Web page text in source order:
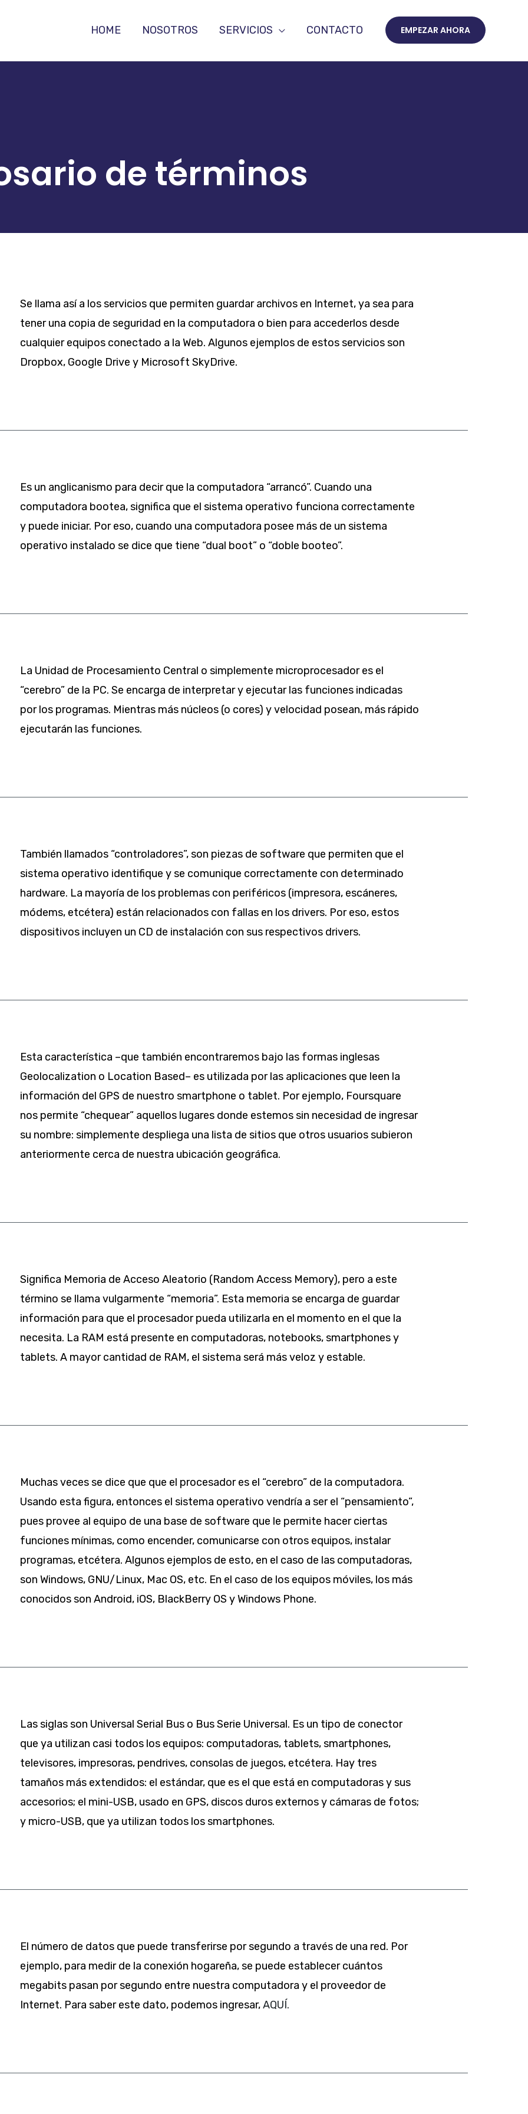
HOME NOSOTROS SERVICIOS CONTACTO EMPEZAR AHORA
de términos
Se llama así a los servicios que permiten guardar archivos en Internet, ya sea para
tener una copia de seguridad en la computadora o bien para accederlos desde
cualquier equipos conectado a la Web. Algunos ejemplos de estos servicios son
Dropbox, Google Drive y Microsoft SkyDrive.
Es un anglicanismo para decir que la computadora “arrancó”. Cuando una
computadora bootea, significa que el sistema operativo funciona correctamente
y puede iniciar. Por eso, cuando una computadora posee más de un sistema
operativo instalado se dice que tiene “dual boot” o “doble booteo”.
La Unidad de Procesamiento Central o simplemente microprocesador es el
“cerebro” de la PC. Se encarga de interpretar y ejecutar las funciones indicadas
por los programas. Mientras más núcleos (o cores) y velocidad posean, más rápido
ejecutarán las funciones.
También llamados “controladores”, son piezas de software que permiten que el
sistema operativo identifique y se comunique correctamente con determinado
hardware. La mayoría de los problemas con periféricos (impresora, escáneres,
módems, etcétera) están relacionados con fallas en los drivers. Por eso, estos
dispositivos incluyen un CD de instalación con sus respectivos drivers.
Esta característica –que también encontraremos bajo las formas inglesas
Geolocalization o Location Based– es utilizada por las aplicaciones que leen la
información del GPS de nuestro smartphone o tablet. Por ejemplo, Foursquare
nos permite “chequear” aquellos lugares donde estemos sin necesidad de ingresar
su nombre: simplemente despliega una lista de sitios que otros usuarios subieron
anteriormente cerca de nuestra ubicación geográfica.
Significa Memoria de Acceso Aleatorio (Random Access Memory), pero a este
término se llama vulgarmente “memoria”. Esta memoria se encarga de guardar
información para que el procesador pueda utilizarla en el momento en el que la
necesita. La RAM está presente en computadoras, notebooks, smartphones y
tablets. A mayor cantidad de RAM, el sistema será más veloz y estable.
Muchas veces se dice que que el procesador es el “cerebro” de la computadora.
Usando esta figura, entonces el sistema operativo vendría a ser el “pensamiento”,
pues provee al equipo de una base de software que le permite hacer ciertas
funciones mínimas, como encender, comunicarse con otros equipos, instalar
programas, etcétera. Algunos ejemplos de esto, en el caso de las computadoras,
son Windows, GNU/Linux, Mac OS, etc. En el caso de los equipos móviles, los más
conocidos son Android, iOS, BlackBerry OS y Windows Phone.
Las siglas son Universal Serial Bus o Bus Serie Universal. Es un tipo de conector
que ya utilizan casi todos los equipos: computadoras, tablets, smartphones,
televisores, impresoras, pendrives, consolas de juegos, etcétera. Hay tres
tamaños más extendidos: el estándar, que es el que está en computadoras y sus
accesorios; el mini-USB, usado en GPS, discos duros externos y cámaras de fotos;
y micro-USB, que ya utilizan todos los smartphones.
El número de datos que puede transferirse por segundo a través de una red. Por
ejemplo, para medir de la conexión hogareña, se puede establecer cuántos
megabits pasan por segundo entre nuestra computadora y el proveedor de
Internet. Para saber este dato, podemos ingresar,AQUÍ.